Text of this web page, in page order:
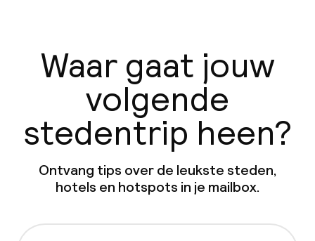
Waar gaat jouw
volgende
stedentrip heen?
Ontvang tips over de leukste steden,
hotels en hotspots in je mailbox.